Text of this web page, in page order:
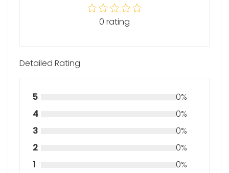
0 rating
Detailed Rating
5
0%
4
0%
3
0%
2
0%
1
0%